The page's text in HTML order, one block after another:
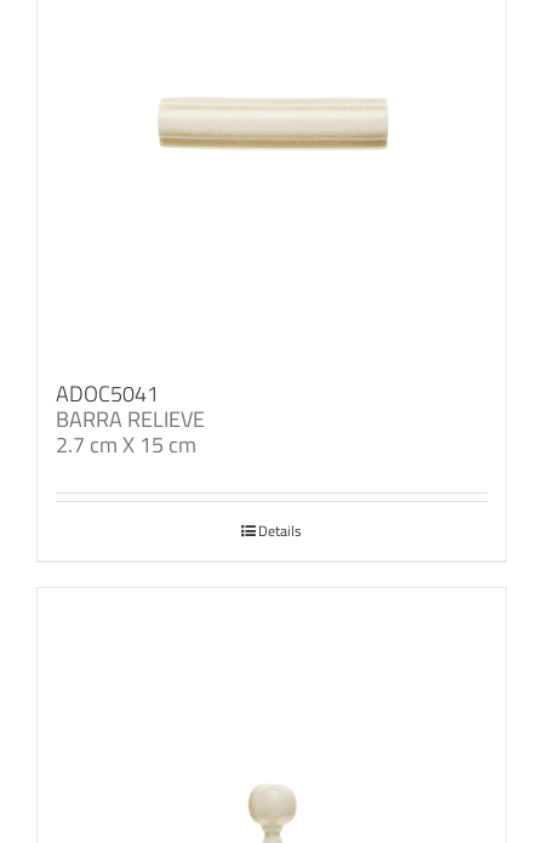
ADOC5041
BARRA RELIEVE
2.7 cm X 15 cm
Details